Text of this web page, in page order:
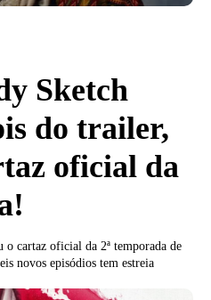
Sketch
do trailer,
oficial da
cartaz oficial da 2ª temporada de
novos episódios tem estreia